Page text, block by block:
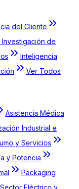
del Cliente
de
Inteligencia
Ver Todos
Asistencia Médica
Industrial e
y Servicios
y Potencia
Packaging
Sector Eléctrico y